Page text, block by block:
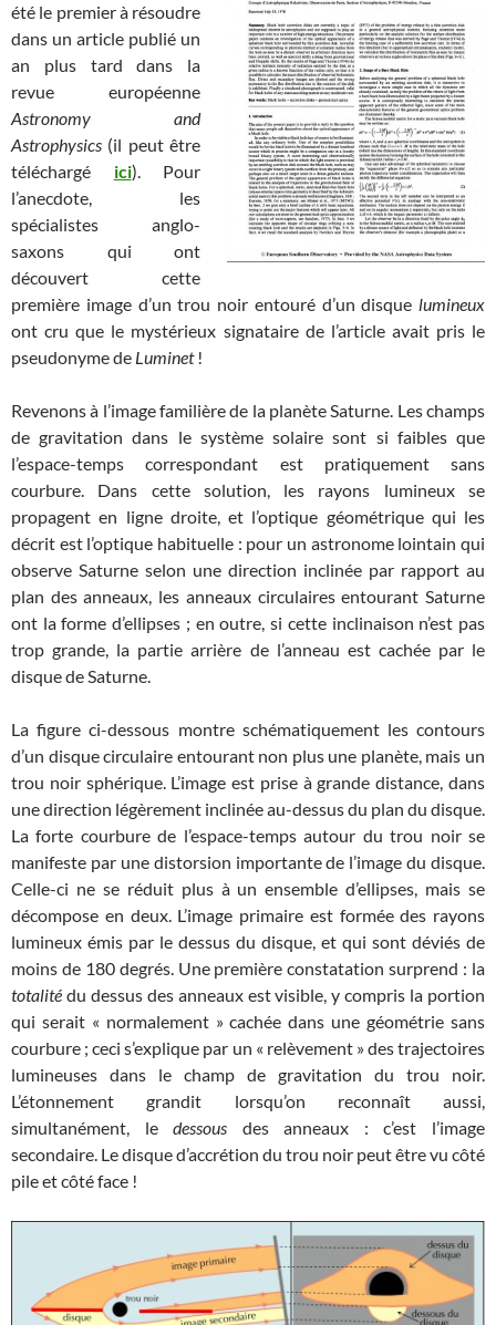
été le premier à résoudre
dans un article publié un
an plus tard dans la
revue européenne
Astronomy and
Astrophysics (il peut être
téléchargé ici). Pour
l’anecdote, les
spécialistes anglo-
saxons qui ont
découvert cette
première image d’un trou noir entouré d’un disque lumineux
ont cru que le mystérieux signataire de l’article avait pris le
pseudonyme de Luminet !
Revenons à l’image familière de la planète Saturne. Les champs
de gravitation dans le système solaire sont si faibles que
l’espace-temps correspondant est pratiquement sans
courbure. Dans cette solution, les rayons lumineux se
propagent en ligne droite, et l’optique géométrique qui les
décrit est l’optique habituelle : pour un astronome lointain qui
observe Saturne selon une direction inclinée par rapport au
plan des anneaux, les anneaux circulaires entourant Saturne
ont la forme d’ellipses ; en outre, si cette inclinaison n’est pas
trop grande, la partie arrière de l’anneau est cachée par le
disque de Saturne.
La figure ci-dessous montre schématiquement les contours
d’un disque circulaire entourant non plus une planète, mais un
trou noir sphérique. L’image est prise à grande distance, dans
une direction légèrement inclinée au-dessus du plan du disque.
La forte courbure de l’espace-temps autour du trou noir se
manifeste par une distorsion importante de l’image du disque.
Celle-ci ne se réduit plus à un ensemble d’ellipses, mais se
décompose en deux. L’image primaire est formée des rayons
lumineux émis par le dessus du disque, et qui sont déviés de
moins de 180 degrés. Une première constatation surprend : la
totalité du dessus des anneaux est visible, y compris la portion
qui serait « normalement » cachée dans une géométrie sans
courbure ; ceci s’explique par un « relèvement » des trajectoires
lumineuses dans le champ de gravitation du trou noir.
L’étonnement grandit lorsqu’on reconnaît aussi,
simultanément, ledessous des anneaux : c’est l’image
secondaire. Le disque d’accrétion du trou noir peut être vu côté
pile et côté face !